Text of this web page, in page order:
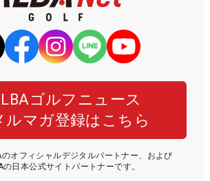
ゴルフニュース
ルマガ登録はこちら
オフィシャルデジタルパートナー、および
の日本公式サイトパートナーです。